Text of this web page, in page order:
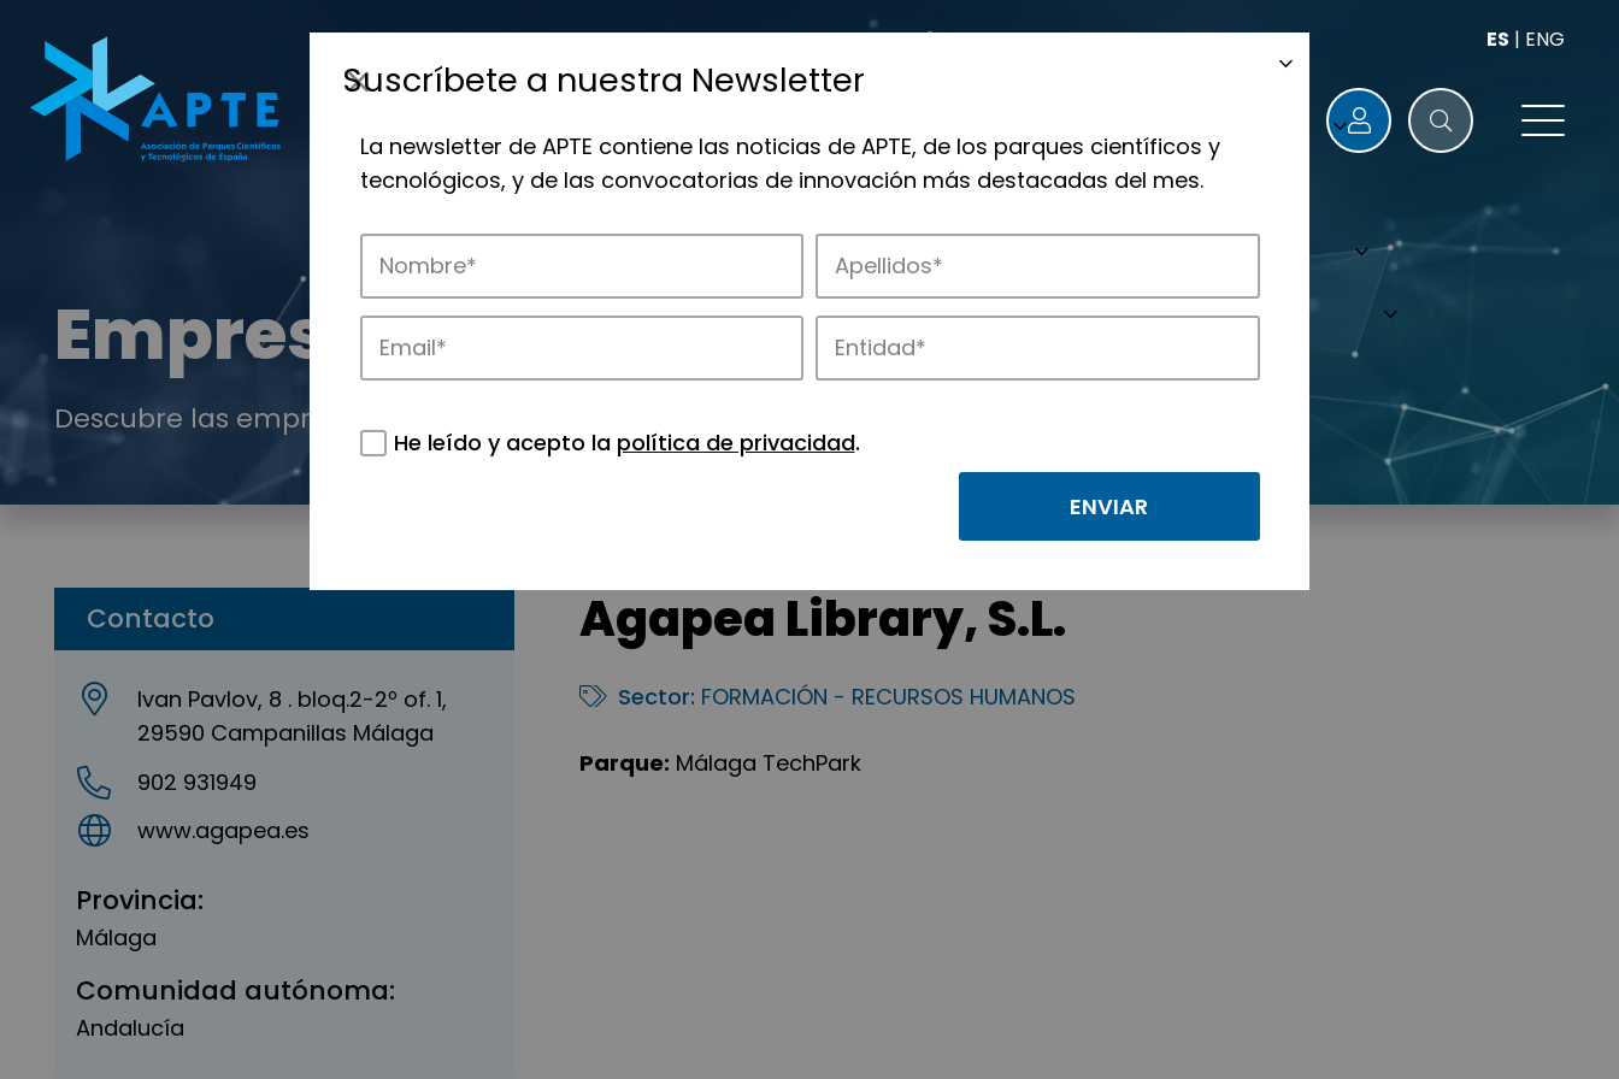
ES | ENG
Empresas
Descubre las empresas que impulsan la innovación en los parques de APTE.
Contacto
Ivan Pavlov, 8 . bloq.2-2º of. 1,
29590 Campanillas Málaga
902 931949
www.agapea.es
Provincia:
Málaga
Comunidad autónoma:
Andalucía
Agapea Library, S.L.
Sector: FORMACIÓN - RECURSOS HUMANOS
Parque: Málaga TechPark
Suscríbete a nuestra Newsletter
La newsletter de APTE contiene las noticias de APTE, de los parques científicos y
tecnológicos, y de las convocatorias de innovación más destacadas del mes.
He leído y acepto la política de privacidad.